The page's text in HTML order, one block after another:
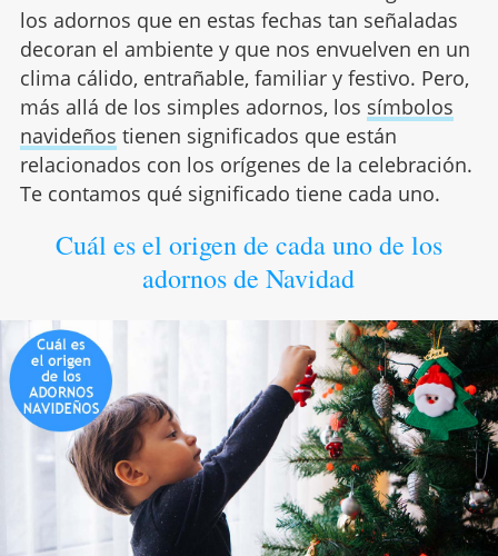
los adornos que en estas fechas tan señaladas
decoran el ambiente y que nos envuelven en un
clima cálido, entrañable, familiar y festivo. Pero,
más allá de los simples adornos, los símbolos
navideños tienen significados que están
relacionados con los orígenes de la celebración.
Te contamos qué significado tiene cada uno.
Cuál es el origen de cada uno de los
adornos de Navidad